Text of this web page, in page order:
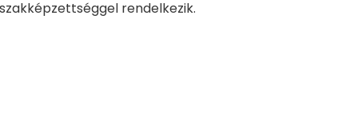
rendelkezik.